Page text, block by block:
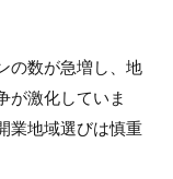
の数が急増し、地
が激化していま
業地域選びは慎重